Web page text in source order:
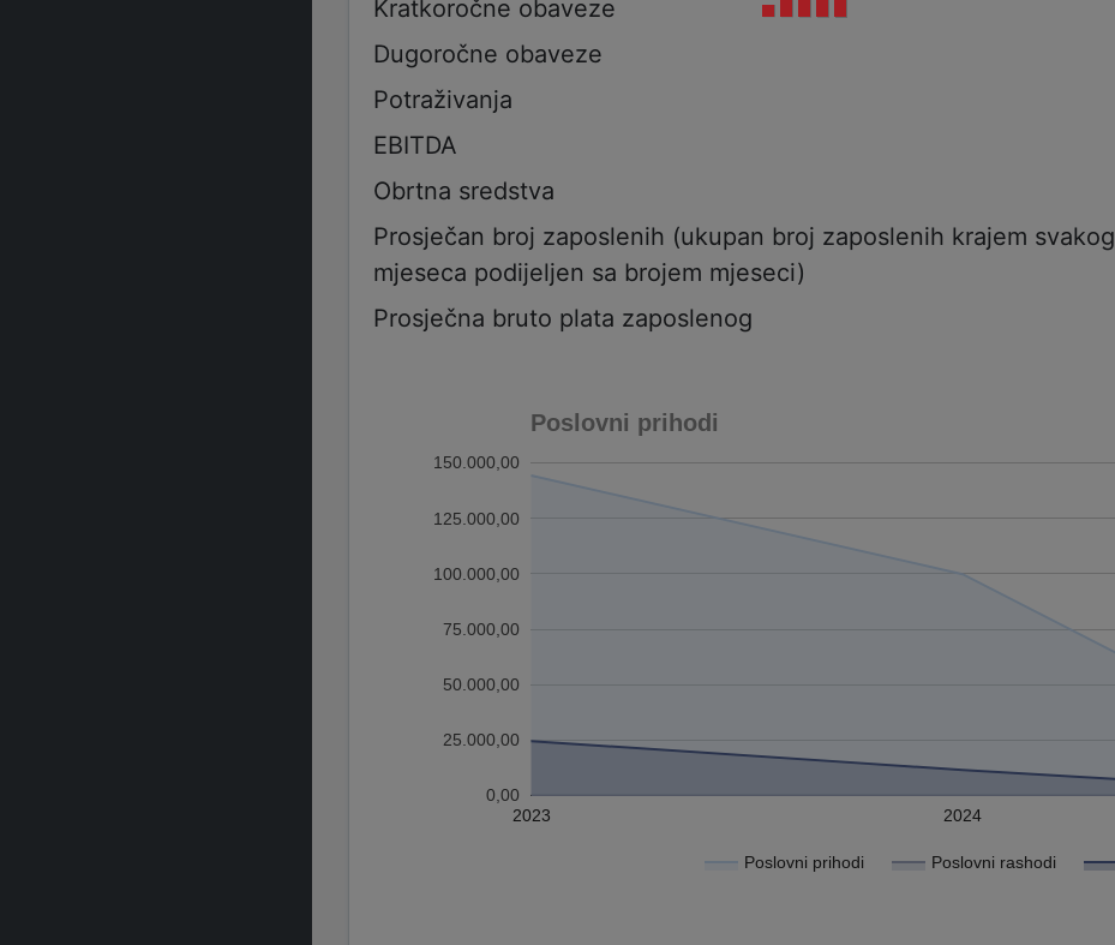
Kratkoročne obaveze
Dugoročne obaveze
Potraživanja
EBITDA
Obrtna sredstva
Prosječan broj zaposlenih (ukupan broj zaposlenih krajem svakog
mjeseca podijeljen sa brojem mjeseci)
Prosječna bruto plata zaposlenog
Poslovni prihodi
Poslovni prihodi Poslovni rashodi
2023 2024
0,00
25.000,00
50.000,00
75.000,00
100.000,00
125.000,00
150.000,00